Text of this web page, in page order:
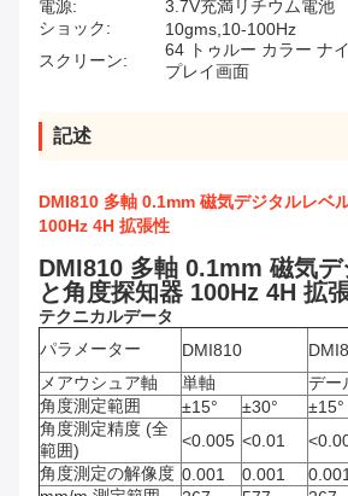
電源:
3.7V充満リチウム電池
ショック:
10gms,10-100Hz
スクリーン:
64 トゥルー カラー ナ
プレイ画面
記述
DMI810 多軸 0.1mm 磁気デジタルレベ
100Hz 4H 拡張性
DMI810 多軸 0.1mm 磁気
と角度探知器 100Hz 4H 拡
テクニカルデータ
パラメーター
DMI810
メアウシュア軸
単軸 デー
角度測定範囲
±15° ±30° ±15°
角度測定精度 (全
範囲)
<0.005 <0.01
角度測定の解像度 0.001 0.001